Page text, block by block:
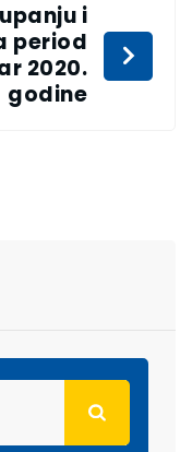
i
period
2020.
godine